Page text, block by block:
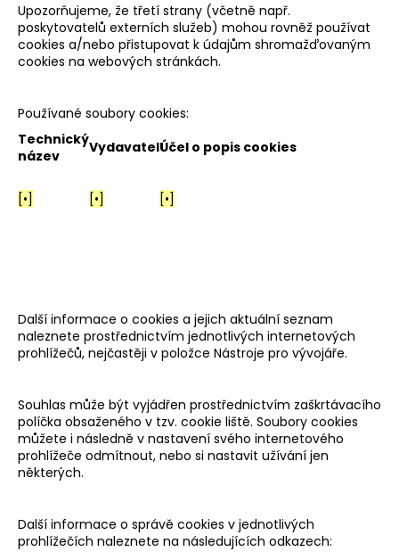
Upozorňujeme, že třetí strany (včetně např.
poskytovatelů externích služeb) mohou rovněž používat
cookies a/nebo přistupovat k údajům shromažďovaným
cookies na webových stránkách.
Používané soubory cookies:
Technický
název
VydavatelÚčel o popis cookies
[•] [•] [•]
Další informace o cookies a jejich aktuální seznam
naleznete prostřednictvím jednotlivých internetových
prohlížečů, nejčastěji v položce Nástroje pro vývojáře.
Souhlas může být vyjádřen prostřednictvím zaškrtávacího
políčka obsaženého v tzv. cookie liště. Soubory cookies
můžete i následně v nastavení svého internetového
prohlížeče odmítnout, nebo si nastavit užívání jen
některých.
Další informace o správě cookies v jednotlivých
prohlížečích naleznete na následujících odkazech: